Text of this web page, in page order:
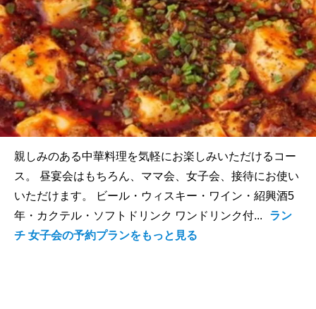
親しみのある中華料理を気軽にお楽しみいただけるコー
ス。 昼宴会はもちろん、ママ会、女子会、接待にお使い
いただけます。 ビール・ウィスキー・ワイン・紹興酒5
年・カクテル・ソフトドリンク ワンドリンク付...
ラン
チ 女子会の予約プランをもっと見る